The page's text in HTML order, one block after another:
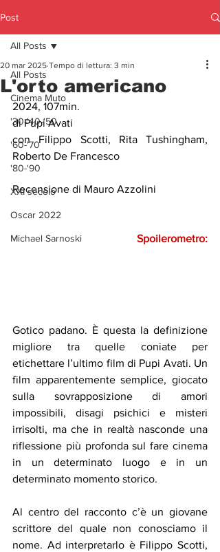
Post
All Posts
Cinema Muto
'30-'40-'50
'60-'70
'80-'90
XXI secolo
Oscar 2022
Michael Sarnoski
All Posts
L'orto americano
20 mar 2025 Tempo di lettura: 3 min
2024, 107min.
di Pupi Avati
con Filippo Scotti, Rita Tushingham,
Roberto De Francesco
Recensione di Mauro Azzolini
Spoilerometro:
Gotico padano. È questa la definizione
migliore tra quelle coniate per
etichettare l’ultimo film di Pupi Avati. Un
film apparentemente semplice, giocato
sulla sovrapposizione di amori
impossibili, disagi psichici e misteri
irrisolti, ma che in realtà nasconde una
riflessione più profonda sul fare cinema
in un determinato luogo e in un
determinato momento storico.
Al centro del racconto c’è un giovane
scrittore del quale non conosciamo il
nome. Ad interpretarlo è Filippo Scotti,